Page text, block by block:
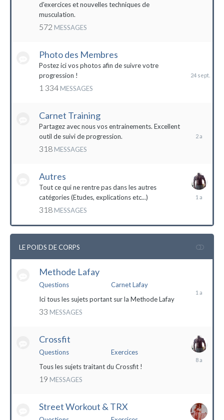
d'exercices et nouvelles techniques de
musculation.
572 MESSAGES
Photo des Membres
Postez ici vos photos afin de suivre votre
progression !
1 334 MESSAGES
2023
Carnet Training
Partagez avec nous vos entrainements. Excellent
outil de suivi de progression.
318 MESSAGES
2022
Autres
Tout ce qui ne rentre pas dans les autres
catégories (Etudes, explications etc...)
318 MESSAGES
10
LE POIDS DE CORPS
Methode Lafay
Questions
Carnet Lafay
Ici tous les sujets portant sur la Methode Lafay
33 MESSAGES
2023
Crossfit
Questions
Exercices
Tous les sujets traitant du Crossfit !
19 MESSAGES
27
Street Workout & TRX